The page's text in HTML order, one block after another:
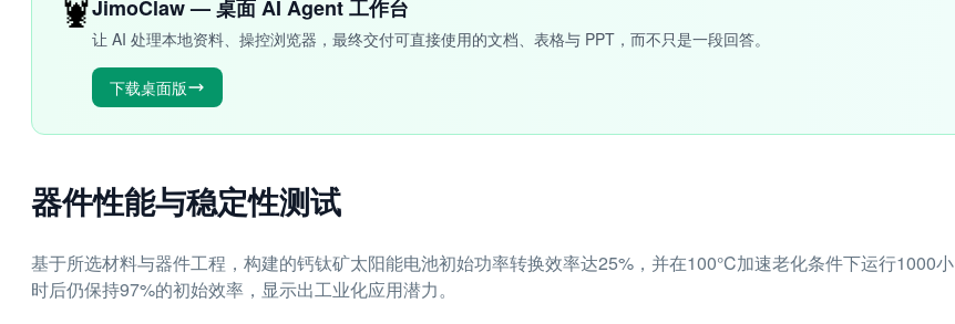
🦞JimoClaw — 桌面 AI Agent 工作台
让 AI 处理本地资料、操控浏览器，最终交付可直接使用的文档、表格与 PPT，而不只是一段回答。
下载桌面版
器件性能与稳定性测试
基于所选材料与器件工程，构建的钙钛矿太阳能电池初始功率转换效率达25%，并在100°C加速老化条件下运行1000小
时后仍保持97%的初始效率，显示出工业化应用潜力。